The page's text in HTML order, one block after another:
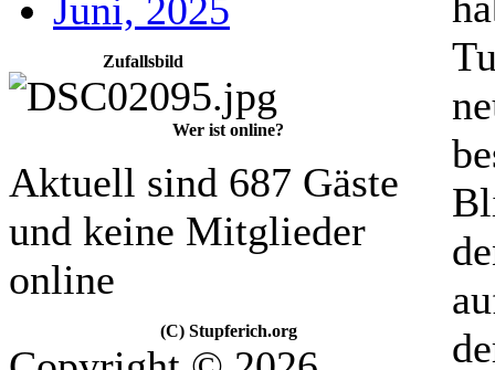
Juni, 2025
Zufallsbild
Wer ist online?
Aktuell sind 687 Gäste
und keine Mitglieder
online
(C) Stupferich.org